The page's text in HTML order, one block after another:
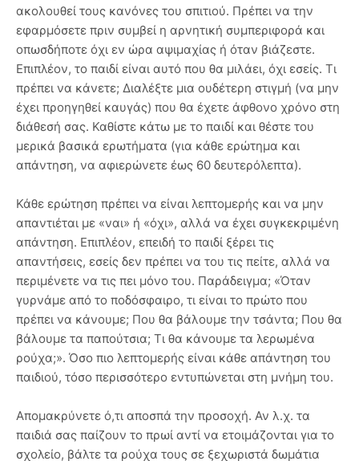
ακολουθεί τους κανόνες του σπιτιού. Πρέπει να την
εφαρμόσετε πριν συμβεί η αρνητική συμπεριφορά και
οπωσδήποτε όχι εν ώρα αψιμαχίας ή όταν βιάζεστε.
Επιπλέον, το παιδί είναι αυτό που θα μιλάει, όχι εσείς. Τι
πρέπει να κάνετε; Διαλέξτε μια ουδέτερη στιγμή (να μην
έχει προηγηθεί καυγάς) που θα έχετε άφθονο χρόνο στη
διάθεσή σας. Καθίστε κάτω με το παιδί και θέστε του
μερικά βασικά ερωτήματα (για κάθε ερώτημα και
απάντηση, να αφιερώνετε έως 60 δευτερόλεπτα).
Κάθε ερώτηση πρέπει να είναι λεπτομερής και να μην
απαντιέται με «ναι» ή «όχι», αλλά να έχει συγκεκριμένη
απάντηση. Επιπλέον, επειδή το παιδί ξέρει τις
απαντήσεις, εσείς δεν πρέπει να του τις πείτε, αλλά να
περιμένετε να τις πει μόνο του. Παράδειγμα; «Όταν
γυρνάμε από το ποδόσφαιρο, τι είναι το πρώτο που
πρέπει να κάνουμε; Που θα βάλουμε την τσάντα; Που θα
βάλουμε τα παπούτσια; Τι θα κάνουμε τα λερωμένα
ρούχα;». Όσο πιο λεπτομερής είναι κάθε απάντηση του
παιδιού, τόσο περισσότερο εντυπώνεται στη μνήμη του.
Απομακρύνετε ό,τι αποσπά την προσοχή. Αν λ.χ. τα
παιδιά σας παίζουν το πρωί αντί να ετοιμάζονται για το
σχολείο, βάλτε τα ρούχα τους σε ξεχωριστά δωμάτια